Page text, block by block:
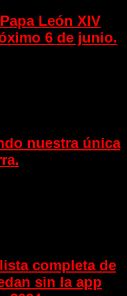
León XIV
6 de junio.
nuestra única
completa de
sin la app